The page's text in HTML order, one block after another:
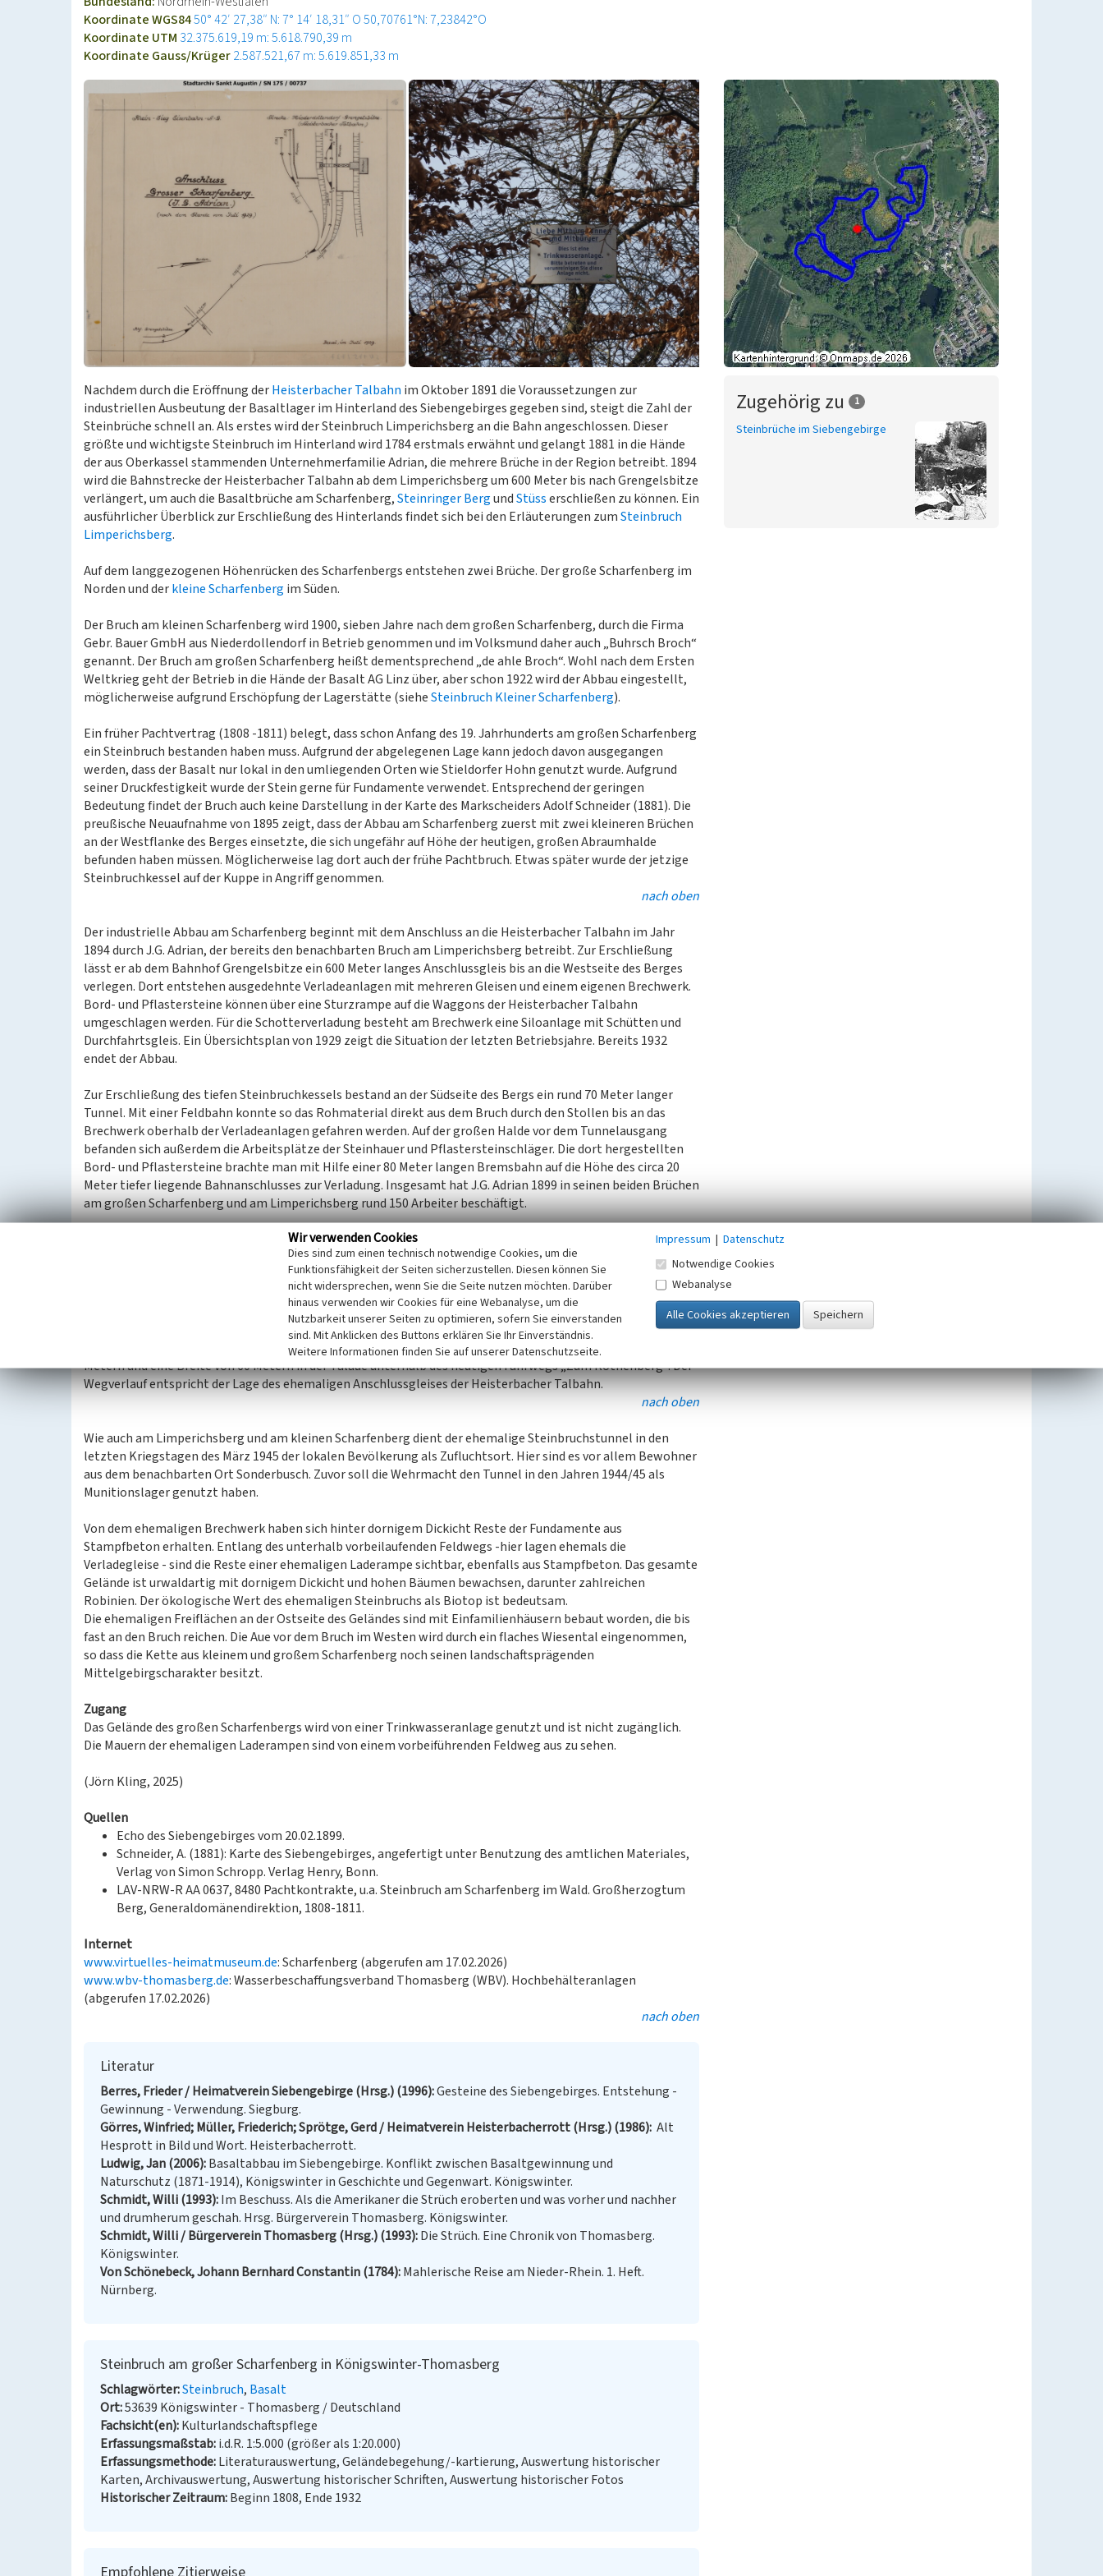
Koordinate WGS8450° 42′ 27,38″ N: 7° 14′ 18,31″ O50,70761°N: 7,23842°O
Koordinate UTM 32.375.619,19 m: 5.618.790,39 m
Koordinate Gauss/Krüger2.587.521,67 m: 5.619.851,33 m
Nachdem durch die Eröffnung derHeisterbacher Talbahn im Oktober 1891 die Voraussetzungen zur
industriellen Ausbeutung der Basaltlager im Hinterland des Siebengebirges gegeben sind, steigt die Zahl der
Steinbrüche schnell an. Als erstes wird der Steinbruch Limperichsberg an die Bahn angeschlossen. Dieser
größte und wichtigste Steinbruch im Hinterland wird 1784 erstmals erwähnt und gelangt 1881 in die Hände
der aus Oberkassel stammenden Unternehmerfamilie Adrian, die mehrere Brüche in der Region betreibt. 1894
wird die Bahnstrecke der Heisterbacher Talbahn ab dem Limperichsberg um 600 Meter bis nach Grengelsbitze
verlängert, um auch die Basaltbrüche am Scharfenberg,Steinringer BergundStüsserschließen zu können. Ein
ausführlicher Überblick zur Erschließung des Hinterlands findet sich bei den Erläuterungen zumSteinbruch
Limperichsberg.
Auf dem langgezogenen Höhenrücken des Scharfenbergs entstehen zwei Brüche. Der große Scharfenberg im
Norden und derkleine Scharfenberg im Süden.
Der Bruch am kleinen Scharfenberg wird 1900, sieben Jahre nach dem großen Scharfenberg, durch die Firma
Gebr. Bauer GmbH aus Niederdollendorf in Betrieb genommen und im Volksmund daher auch „Buhrsch Broch“
genannt. Der Bruch am großen Scharfenberg heißt dementsprechend „de ahle Broch“. Wohl nach dem Ersten
Weltkrieg geht der Betrieb in die Hände der Basalt AG Linz über, aber schon 1922 wird der Abbau eingestellt,
möglicherweise aufgrund Erschöpfung der Lagerstätte (sieheSteinbruch Kleiner Scharfenberg).
Ein früher Pachtvertrag (1808 -1811) belegt, dass schon Anfang des 19. Jahrhunderts am großen Scharfenberg
ein Steinbruch bestanden haben muss. Aufgrund der abgelegenen Lage kann jedoch davon ausgegangen
werden, dass der Basalt nur lokal in den umliegenden Orten wie Stieldorfer Hohn genutzt wurde. Aufgrund
seiner Druckfestigkeit wurde der Stein gerne für Fundamente verwendet. Entsprechend der geringen
Bedeutung findet der Bruch auch keine Darstellung in der Karte des Markscheiders Adolf Schneider (1881). Die
preußische Neuaufnahme von 1895 zeigt, dass der Abbau am Scharfenberg zuerst mit zwei kleineren Brüchen
an der Westflanke des Berges einsetzte, die sich ungefähr auf Höhe der heutigen, großen Abraumhalde
befunden haben müssen. Möglicherweise lag dort auch der frühe Pachtbruch. Etwas später wurde der jetzige
Steinbruchkessel auf der Kuppe in Angriff genommen.
nach oben
Der industrielle Abbau am Scharfenberg beginnt mit dem Anschluss an die Heisterbacher Talbahn im Jahr
1894 durch J.G. Adrian, der bereits den benachbarten Bruch am Limperichsberg betreibt. Zur Erschließung
lässt er ab dem Bahnhof Grengelsbitze ein 600 Meter langes Anschlussgleis bis an die Westseite des Berges
verlegen. Dort entstehen ausgedehnte Verladeanlagen mit mehreren Gleisen und einem eigenen Brechwerk.
Bord- und Pflastersteine können über eine Sturzrampe auf die Waggons der Heisterbacher Talbahn
umgeschlagen werden. Für die Schotterverladung besteht am Brechwerk eine Siloanlage mit Schütten und
Durchfahrtsgleis. Ein Übersichtsplan von 1929 zeigt die Situation der letzten Betriebsjahre. Bereits 1932
endet der Abbau.
Zur Erschließung des tiefen Steinbruchkessels bestand an der Südseite des Bergs ein rund 70 Meter langer
Tunnel. Mit einer Feldbahn konnte so das Rohmaterial direkt aus dem Bruch durch den Stollen bis an das
Brechwerk oberhalb der Verladeanlagen gefahren werden. Auf der großen Halde vor dem Tunnelausgang
befanden sich außerdem die Arbeitsplätze der Steinhauer und Pflastersteinschläger. Die dort hergestellten
Bord- und Pflastersteine brachte man mit Hilfe einer 80 Meter langen Bremsbahn auf die Höhe des circa 20
Meter tiefer liegende Bahnanschlusses zur Verladung. Insgesamt hat J.G. Adrian 1899 in seinen beiden Brüchen
am großen Scharfenberg und am Limperichsberg rund 150 Arbeiter beschäftigt.
Der heutige, circa 20 Meter tiefe Buchkessel erstreckt sich von Nord nach Süd über eine Länge von 140 Metern
und einer Breite bis zu 65 Metern. Vermutlich geologisch bedingt ist die mittige Einschnürung des
Bruchkessels, das dort anstehende Gestein war vermutlich nicht brauchbar. Der senkrecht abfallende
eingezäunte Bruchkessel ist zum Teil mit Wasser gefüllt und wird heute vom Wasserbeschaffungsverband
Thomasberg (WBV) genutzt. Auf der Höhe besteht eine Hochbehälteranlage mit 5.000 Kubikmetern
Fassungsvermögen. Die Abraumhalde an der Westseite fächert sich dreieckig auf und besitzt eine Länge von 90
Metern bei einer Breite von bis zu 65 Metern. Eine weitere große Halde erstreckt sich über eine Länge von 140
Metern und eine Breite von 60 Metern in der Talaue unterhalb des heutigen Fahrwegs „Zum Rothenberg“. Der
Wegverlauf entspricht der Lage des ehemaligen Anschlussgleises der Heisterbacher Talbahn.
nach oben
Wie auch am Limperichsberg und am kleinen Scharfenberg dient der ehemalige Steinbruchstunnel in den
letzten Kriegstagen des März 1945 der lokalen Bevölkerung als Zufluchtsort. Hier sind es vor allem Bewohner
aus dem benachbarten Ort Sonderbusch. Zuvor soll die Wehrmacht den Tunnel in den Jahren 1944/45 als
Munitionslager genutzt haben.
Von dem ehemaligen Brechwerk haben sich hinter dornigem Dickicht Reste der Fundamente aus
Stampfbeton erhalten. Entlang des unterhalb vorbeilaufenden Feldwegs -hier lagen ehemals die
Verladegleise - sind die Reste einer ehemaligen Laderampe sichtbar, ebenfalls aus Stampfbeton. Das gesamte
Gelände ist urwaldartig mit dornigem Dickicht und hohen Bäumen bewachsen, darunter zahlreichen
Robinien. Der ökologische Wert des ehemaligen Steinbruchs als Biotop ist bedeutsam.
Die ehemaligen Freiflächen an der Ostseite des Geländes sind mit Einfamilienhäusern bebaut worden, die bis
fast an den Bruch reichen. Die Aue vor dem Bruch im Westen wird durch ein flaches Wiesental eingenommen,
so dass die Kette aus kleinem und großem Scharfenberg noch seinen landschaftsprägenden
Mittelgebirgscharakter besitzt.
Zugang
Das Gelände des großen Scharfenbergs wird von einer Trinkwasseranlage genutzt und ist nicht zugänglich.
Die Mauern der ehemaligen Laderampen sind von einem vorbeiführenden Feldweg aus zu sehen.
(Jörn Kling, 2025)
Quellen
Echo des Siebengebirges vom 20.02.1899.
Schneider, A. (1881): Karte des Siebengebirges, angefertigt unter Benutzung des amtlichen Materiales,
Verlag von Simon Schropp. Verlag Henry, Bonn.
LAV-NRW-R AA 0637, 8480 Pachtkontrakte, u.a. Steinbruch am Scharfenberg im Wald. Großherzogtum
Berg, Generaldomänendirektion, 1808-1811.
Internet
www.virtuelles-heimatmuseum.de: Scharfenberg (abgerufen am 17.02.2026)
www.wbv-thomasberg.de: Wasserbeschaffungsverband Thomasberg (WBV). Hochbehälteranlagen
(abgerufen 17.02.2026)
nach oben
Literatur
Berres, Frieder / Heimatverein Siebengebirge (Hrsg.) (1996) Gesteine des Siebengebirges. Entstehung -
Gewinnung - Verwendung. Siegburg.
Görres, Winfried; Müller, Friederich; Sprötge, Gerd / Heimatverein Heisterbacherrott (Hrsg.) (1986) Alt
Hesprott in Bild und Wort. Heisterbacherrott.
Ludwig, Jan (2006) Basaltabbau im Siebengebirge. Konflikt zwischen Basaltgewinnung und
Naturschutz (1871-1914), Königswinter in Geschichte und Gegenwart. Königswinter.
Schmidt, Willi (1993) Im Beschuss. Als die Amerikaner die Strüch eroberten und was vorher und nachher
und drumherum geschah. Hrsg. Bürgerverein Thomasberg. Königswinter.
Schmidt, Willi / Bürgerverein Thomasberg (Hrsg.) (1993) Die Strüch. Eine Chronik von Thomasberg.
Königswinter.
Von Schönebeck, Johann Bernhard Constantin (1784) Mahlerische Reise am Nieder-Rhein. 1. Heft.
Nürnberg.
Steinbruch am großer Scharfenberg in Königswinter-Thomasberg
Schlagwörter Steinbruch Basalt
Ort 53639 Königswinter - Thomasberg / Deutschland
Fachsicht(en) Kulturlandschaftspflege
Erfassungsmaßstab i.d.R. 1:5.000 (größer als 1:20.000)
Erfassungsmethode Literaturauswertung, Geländebegehung/-kartierung, Auswertung historischer
Karten, Archivauswertung, Auswertung historischer Schriften, Auswertung historischer Fotos
Historischer Zeitraum Beginn 1808, Ende 1932
Zugehörig zu 1
Steinbrüche im Siebengebirge
Wir verwenden Cookies
Dies sind zum einen technisch notwendige Cookies, um die
Funktionsfähigkeit der Seiten sicherzustellen. Diesen können Sie
nicht widersprechen, wenn Sie die Seite nutzen möchten. Darüber
hinaus verwenden wir Cookies für eine Webanalyse, um die
Nutzbarkeit unserer Seiten zu optimieren, sofern Sie einverstanden
sind. Mit Anklicken des Buttons erklären Sie Ihr Einverständnis.
Weitere Informationen finden Sie auf unserer Datenschutzseite.
Impressum | Datenschutz
Notwendige Cookies
Webanalyse